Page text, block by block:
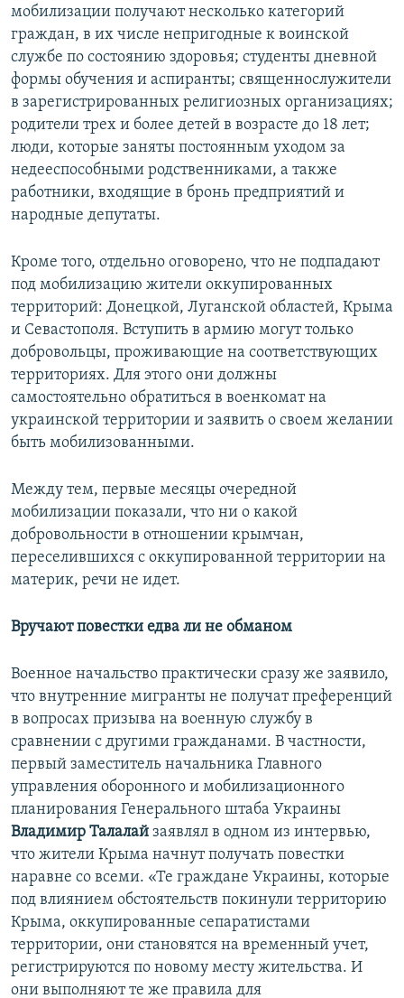
мобилизации получают несколько категорий
граждан, в их числе непригодные к воинской
службе по состоянию здоровья; студенты дневной
формы обучения и аспиранты; священнослужители
в зарегистрированных религиозных организациях;
родители трех и более детей в возрасте до 18 лет;
люди, которые заняты постоянным уходом за
недееспособными родственниками, а также
работники, входящие в бронь предприятий и
народные депутаты.
Кроме того, отдельно оговорено, что не подпадают
под мобилизацию жители оккупированных
территорий: Донецкой, Луганской областей, Крыма
и Севастополя. Вступить в армию могут только
добровольцы, проживающие на соответствующих
территориях. Для этого они должны
самостоятельно обратиться в военкомат на
украинской территории и заявить о своем желании
быть мобилизованными.
Между тем, первые месяцы очередной
мобилизации показали, что ни о какой
добровольности в отношении крымчан,
переселившихся с оккупированной территории на
материк, речи не идет.
Вручают повестки едва ли не обманом
Военное начальство практически сразу же заявило,
что внутренние мигранты не получат преференций
в вопросах призыва на военную службу в
сравнении с другими гражданами. В частности,
первый заместитель начальника Главного
управления оборонного и мобилизационного
планирования Генерального штаба Украины
Владимир Талалай заявлял в одном из интервью,
что жители Крыма начнут получать повестки
наравне со всеми. «Те граждане Украины, которые
под влиянием обстоятельств покинули территорию
Крыма, оккупированные сепаратистами
территории, они становятся на временный учет,
регистрируются по новому месту жительства. И
они выполняют те же правила для